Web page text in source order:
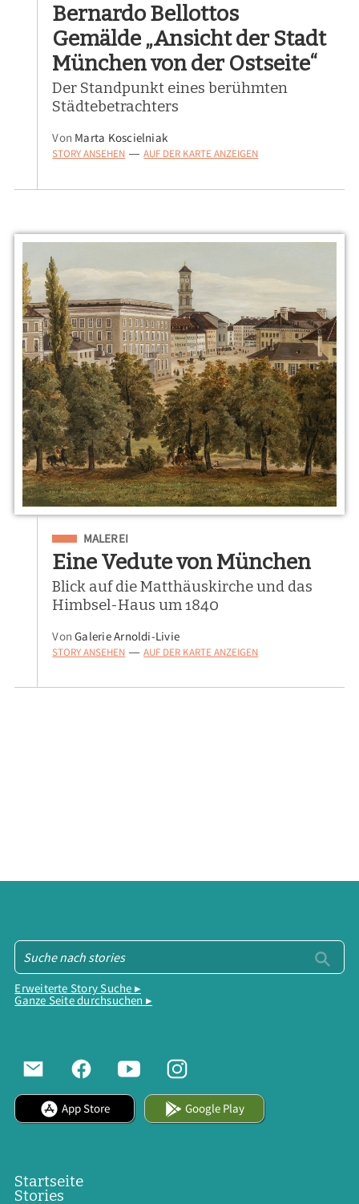
Bernardo Bellottos
Gemälde „Ansicht der Stadt
München von der Ostseite“
Der Standpunkt eines berühmten
Städtebetrachters
Von Marta Koscielniak
STORY ANSEHEN — AUF DER KARTE ANZEIGEN
Eingeordnet unter
MALEREI
Eine Vedute von München
Blick auf die Matthäuskirche und das
Himbsel-Haus um 1840
VonGalerie Arnoldi-Livie
STORY ANSEHEN — AUF DER KARTE ANZEIGEN
Erweiterte Story Suche ▸
Ganze Seite durchsuchen ▸
App Store Google Play
Startseite
Stories